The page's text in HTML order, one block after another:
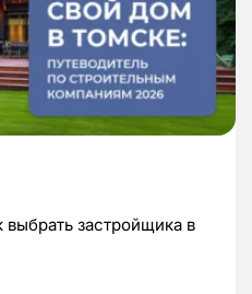
застройщика в